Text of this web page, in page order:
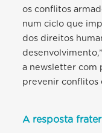
os conflitos
num ciclo que
dos direitos
a newsletter com
prevenir conflitos
A resposta